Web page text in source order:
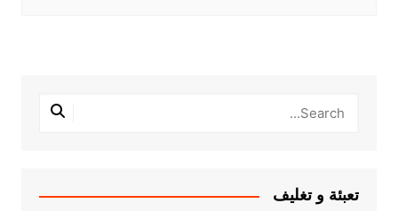
تعبئة و تغليف